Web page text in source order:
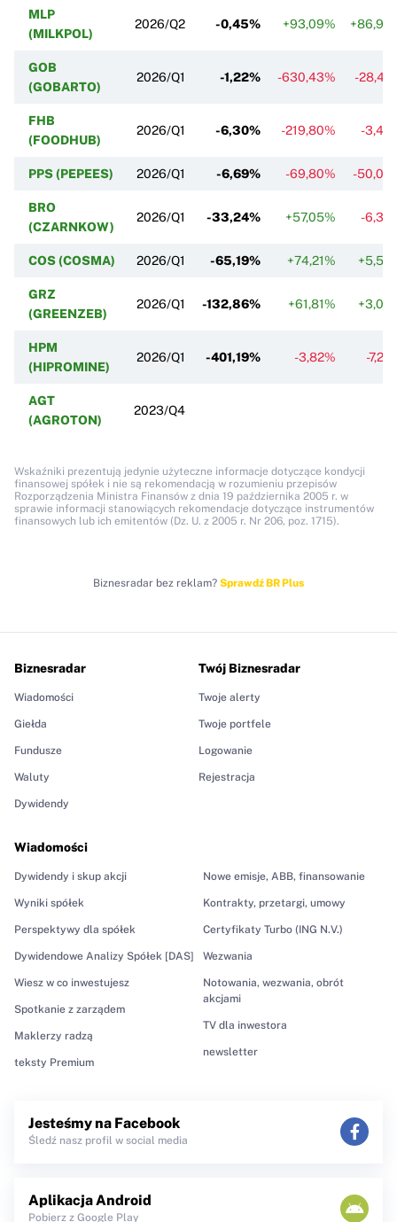
MLP
(MILKPOL)
2026/Q2 -0,45% +93,09%
GOB
(GOBARTO)
2026/Q1 -1,22% -630,43% -
FHB
(FOODHUB)
2026/Q1 -6,30% -219,80% -
PPS (PEPEES) 2026/Q1 -6,69% -69,80% -
BRO
(CZARNKOW)
2026/Q1 -33,24% +57,05% -
COS (COSMA) 2026/Q1 -65,19% +74,21%
GRZ
(GREENZEB)
2026/Q1 -132,86% +61,81%
HPM
(HIPROMINE)
2026/Q1 -401,19% -3,82% -
AGT
(AGROTON)
2023/Q4
Wskaźniki prezentują jedynie użyteczne informacje dotyczące kondycji
finansowej spółek i nie są rekomendacją w rozumieniu przepisów
Rozporządzenia Ministra Finansów z dnia 19 października 2005 r. w
sprawie informacji stanowiących rekomendacje dotyczące instrumentów
finansowych lub ich emitentów (Dz. U. z 2005 r. Nr 206, poz. 1715).
Biznesradar bez reklam? Sprawdź BR Plus
Biznesradar
Wiadomości
Giełda
Fundusze
Waluty
Dywidendy
Wiadomości
Dywidendy i skup akcji
Wyniki spółek
Perspektywy dla spółek
Dywidendowe Analizy Spółek [DAS]
Wiesz w co inwestujesz
Spotkanie z zarządem
Maklerzy radzą
teksty Premium
Nowe emisje, ABB, finansowanie
Kontrakty, przetargi, umowy
Certyfikaty Turbo (ING N.V.)
Wezwania
Notowania, wezwania, obrót
akcjami
TV dla inwestora
newsletter
Twój Biznesradar
Twoje alerty
Twoje portfele
Logowanie
Rejestracja
Jesteśmy na Facebook
Śledź nasz profil w social media
Aplikacja Android
Pobierz z Google Play